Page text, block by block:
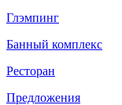
Глэмпинг
Банный комплекс
Ресторан
Предложения